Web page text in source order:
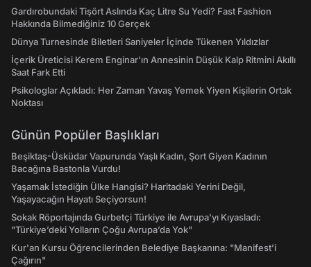
Gardırobundaki Tişört Aslında Kaç Litre Su Yedi? Fast Fashion
Hakkında Bilmediğiniz 10 Gerçek
Dünya Turnesinde Biletleri Saniyeler İçinde Tükenen Yıldızlar
İçerik Üreticisi Kerem Enginar'ın Annesinin Düşük Kalp Ritmini Akıllı
Saat Fark Etti
Psikologlar Açıkladı: Her Zaman Yavaş Yemek Yiyen Kişilerin Ortak
Noktası
Günün Popüler Başlıkları
Beşiktaş-Üsküdar Vapurunda Yaşlı Kadın, Şort Giyen Kadının
Bacağına Bastonla Vurdu!
Yaşamak İstediğin Ülke Hangisi? Haritadaki Yerini Değil,
Yaşayacağın Hayatı Seçiyorsun!
Sokak Röportajında Gurbetçi Türkiye ile Avrupa'yı Kıyasladı:
"Türkiye’deki Yolların Çoğu Avrupa’da Yok"
Kur'an Kursu Öğrencilerinden Belediye Başkanına: "Manifest’i
Çağırın"